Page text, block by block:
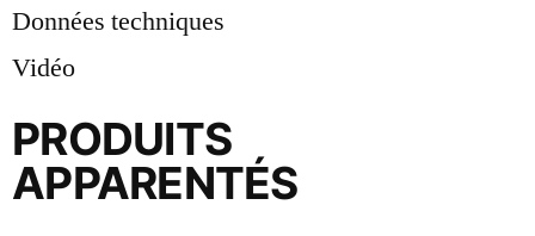
Données techniques
Vidéo
PRODUITS
APPARENTÉS